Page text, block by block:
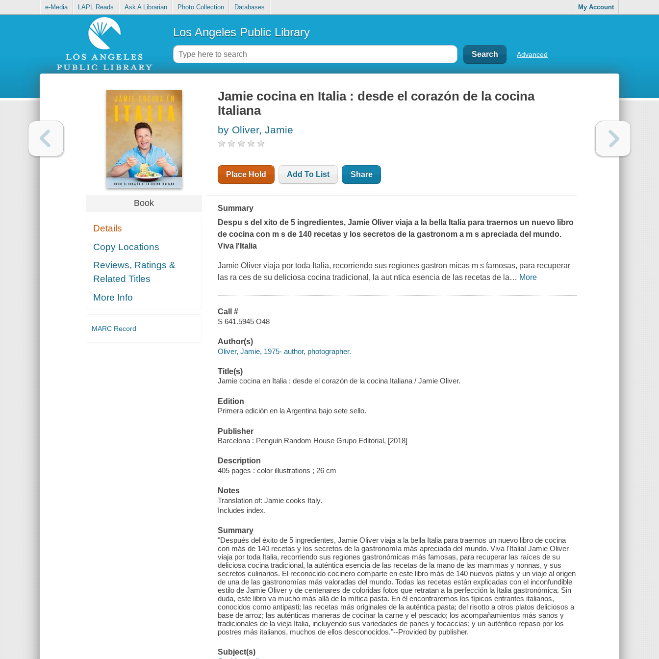
e-Media LAPL Reads Ask A Librarian Photo Collection Databases My Account
Los Angeles Public Library
Advanced
Book
Details
Copy Locations
Reviews, Ratings &
Related Titles
More Info
MARC Record
Jamie cocina en Italia : desde el corazón de la cocina
Italiana
by Oliver, Jamie
Place Hold Add To List Share
Summary
Despu s del xito de5 ingredientes, Jamie Oliver viaja a la bella Italia para traernos un nuevo libro
de cocina con m s de 140 recetas y los secretos de la gastronom a m s apreciada del mundo.
Viva l'Italia
Jamie Oliver viaja por toda Italia, recorriendo sus regiones gastron micas m s famosas, para recuperar
las ra ces de su deliciosa cocina tradicional, la aut ntica esencia de las recetas de la… More
Call #
S 641.5945 O48
Author(s)
Oliver, Jamie, 1975- author, photographer.
Title(s)
Jamie cocina en Italia : desde el corazón de la cocina Italiana / Jamie Oliver.
Edition
Primera edición en la Argentina bajo sete sello.
Publisher
Barcelona : Penguin Random House Grupo Editorial, [2018]
Description
405 pages : color illustrations ; 26 cm
Notes
Translation of: Jamie cooks Italy.
Includes index.
Summary
"Después del éxito de 5 ingredientes, Jamie Oliver viaja a la bella Italia para traernos un nuevo libro de cocina
con más de 140 recetas y los secretos de la gastronomía más apreciada del mundo. Viva l'Italia! Jamie Oliver
viaja por toda Italia, recorriendo sus regiones gastronómicas más famosas, para recuperar las raíces de su
deliciosa cocina tradicional, la auténtica esencia de las recetas de la mano de las mammas y nonnas, y sus
secretos culinarios. El reconocido cocinero comparte en este libro más de 140 nuevos platos y un viaje al origen
de una de las gastronomías más valoradas del mundo. Todas las recetas están explicadas con el inconfundible
estilo de Jamie Oliver y de centenares de coloridas fotos que retratan a la perfección la Italia gastronómica. Sin
duda, este libro va mucho más allá de la mítica pasta. En él encontraremos los típicos entrantes italianos,
conocidos como antipasti; las recetas más originales de la auténtica pasta; del risotto a otros platos deliciosos a
base de arroz; las auténticas maneras de cocinar la carne y el pescado; los acompañamientos más sanos y
tradicionales de la vieja Italia, incluyendo sus variedades de panes y focaccias; y un auténtico repaso por los
postres más italianos, muchos de ellos desconocidos."--Provided by publisher.
Subject(s)